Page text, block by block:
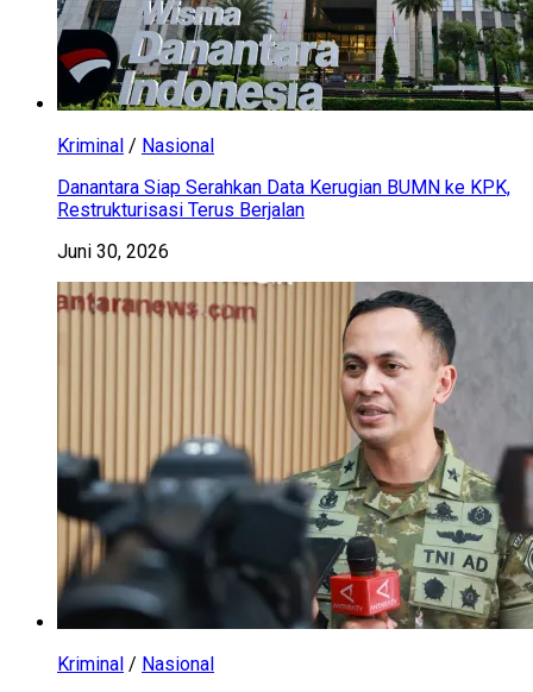
Kriminal / Nasional
Danantara Siap Serahkan Data Kerugian BUMN ke KPK,
Restrukturisasi Terus Berjalan
Juni 30, 2026
Kriminal / Nasional